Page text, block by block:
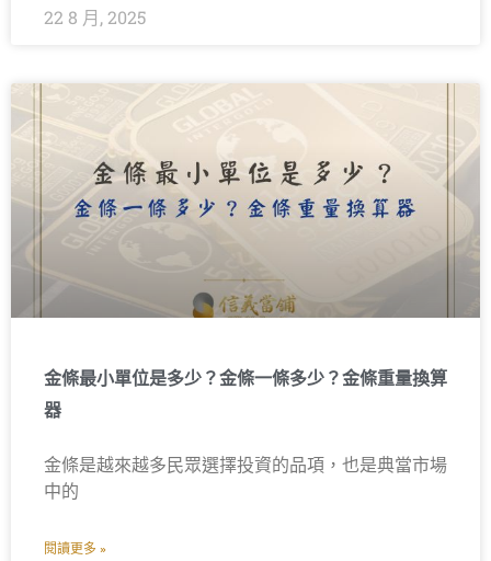
22 8 月, 2025
金條最小單位是多少？金條一條多少？金條重量換算
器
金條是越來越多民眾選擇投資的品項，也是典當市場
中的
閱讀更多 »